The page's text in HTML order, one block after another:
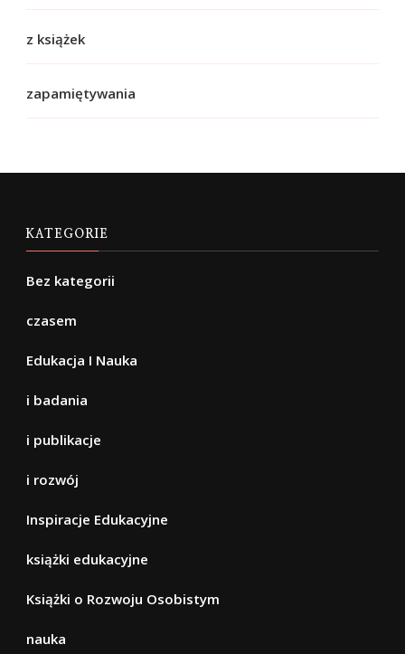
z książek
zapamiętywania
KATEGORIE
Bez kategorii
czasem
Edukacja I Nauka
i badania
i publikacje
i rozwój
Inspiracje Edukacyjne
książki edukacyjne
Książki o Rozwoju Osobistym
nauka